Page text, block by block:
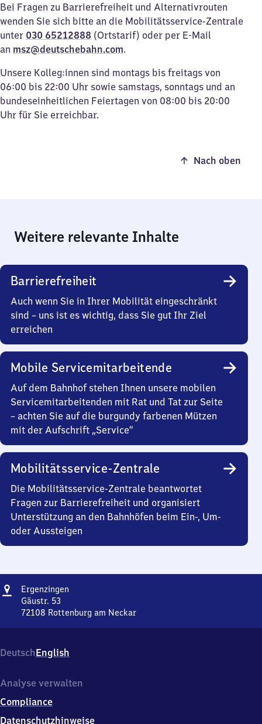
Bei Fragen zu Barrierefreiheit und Alternativrouten
wenden Sie sich bitte an die Mobilitätsservice-Zentrale
unter 030 65212888 (Ortstarif) oder per E-Mail
an msz@deutschebahn.com.
Unsere Kolleg:innen sind montags bis freitags von
06:00 bis 22:00 Uhr sowie samstags, sonntags und an
bundeseinheitlichen Feiertagen von 08:00 bis 20:00
Uhr für Sie erreichbar.
Nach oben
Weitere relevante Inhalte
Barrierefreiheit
Auch wenn Sie in Ihrer Mobilität eingeschränkt
sind – uns ist es wichtig, dass Sie gut Ihr Ziel
erreichen
Mobile Servicemitarbeitende
Auf dem Bahnhof stehen Ihnen unsere mobilen
Servicemitarbeitenden mit Rat und Tat zur Seite
– achten Sie auf die burgundy farbenen Mützen
mit der Aufschrift „Service“
Mobilitätsservice-Zentrale
Die Mobilitätsservice-Zentrale beantwortet
Fragen zur Barrierefreiheit und organisiert
Unterstützung an den Bahnhöfen beim Ein-, Um-
oder Aussteigen
Adresse
Ergenzingen
Gäustr. 53
72108 Rottenburg am Neckar
53,
7
1
8
Rottenburg
DeutschEnglish
Analyse verwalten
Compliance
Datenschutzhinweise